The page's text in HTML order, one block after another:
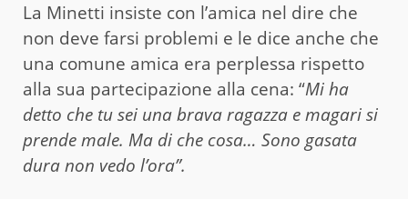
La Minetti insiste con l’amica nel dire che
non deve farsi problemi e le dice anche che
una comune amica era perplessa rispetto
alla sua partecipazione alla cena: “Mi ha
detto che tu sei una brava ragazza e magari si
prende male. Ma di che cosa… Sono gasata
dura non vedo l’ora”.